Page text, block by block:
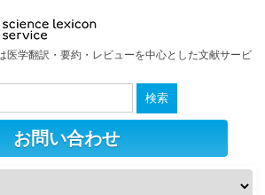
医学翻訳・要約・レビューを中心とした文献サービ
お問い合わせ